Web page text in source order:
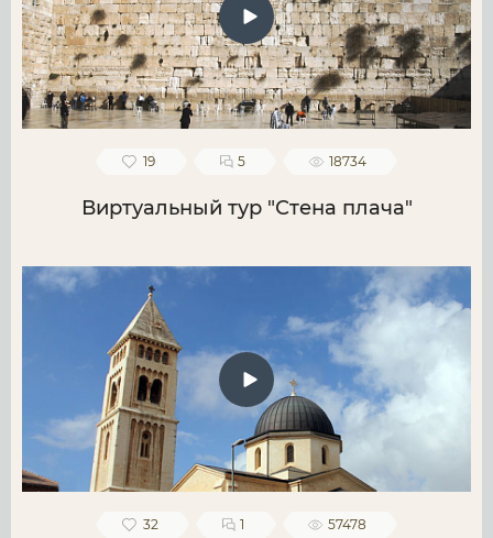
19 5 18734
Виртуальный тур "Стена плача"
32 1 57478